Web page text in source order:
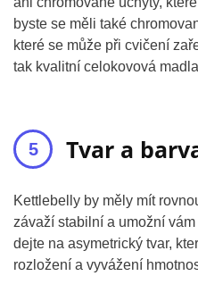
byste se měli také
které se může při cvičení
tak kvalitní celokovová
Tvar a
Kettlebelly by měly mít
závaží stabilní a umožní
dejte na asymetrický tvar,
rozložení a vyvážení